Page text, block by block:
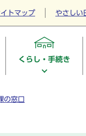
トマップ やさしい
くらし・手続き
の窓口